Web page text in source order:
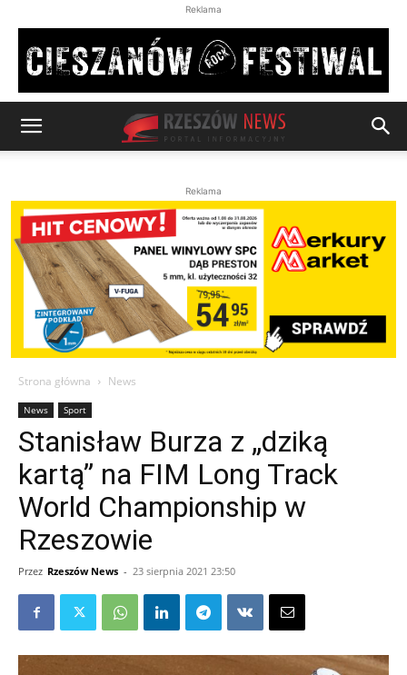
Reklama
Reklama
Strona główna News
News Sport
Stanisław Burza z „dziką
kartą” na FIM Long Track
World Championship w
Rzeszowie
Przez Rzeszów News - 23 sierpnia 2021 23:50